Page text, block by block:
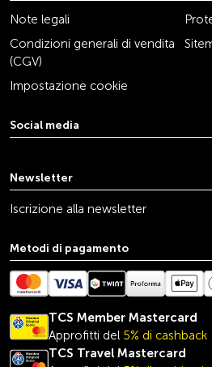
Note legali
Condizioni generali di vendita
(CGV)
Impostazione cookie
Social media
Newsletter
Iscrizione alla newsletter
Metodi di pagamento
TCS Member Mastercard
Approfitti del 5% di cashback
TCS Travel Mastercard